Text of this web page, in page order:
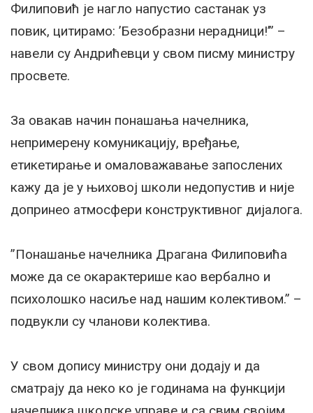
Филиповић je нагло напустио састанак уз
повик, цитирамо: ’Безобразни нерадници!’” –
навели су Андрићевци у свом писму министру
просвете.
За овакав начин понашања начелника,
непримерену комуникацију, вређање,
етикетирање и омаловажавање запослених
кажу да је у њиховој школи недопустив и није
допринео атмосфери конструктивног дијалога.
”Понашанье начелника Драгана Филиповића
може да се окарактерише као вербално и
психолошко насиље над нашим колективом.” –
подвукли су чланови колектива.
У свом допису министру они додају и да
сматрају да неко ко je годинама на функцији